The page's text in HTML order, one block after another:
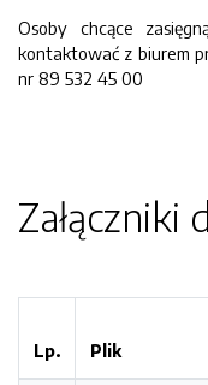
Osoby chcące
kontaktować z biurem
nr 89 532 45 00
Załączniki
Lp. Plik